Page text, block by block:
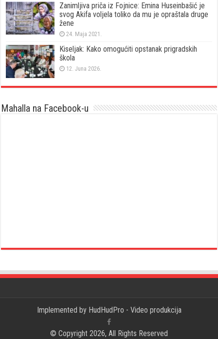
Zanimljiva priča iz Fojnice: Emina Huseinbašić je
svog Akifa voljela toliko da mu je opraštala druge
žene
24. Maja 2021.
Kiseljak: Kako omogućiti opstanak prigradskih
škola
12. Juna 2026.
Mahalla na Facebook-u
Implemented by HudHudPro - Video produkcija
© Copyright 2026, All Rights Reserved